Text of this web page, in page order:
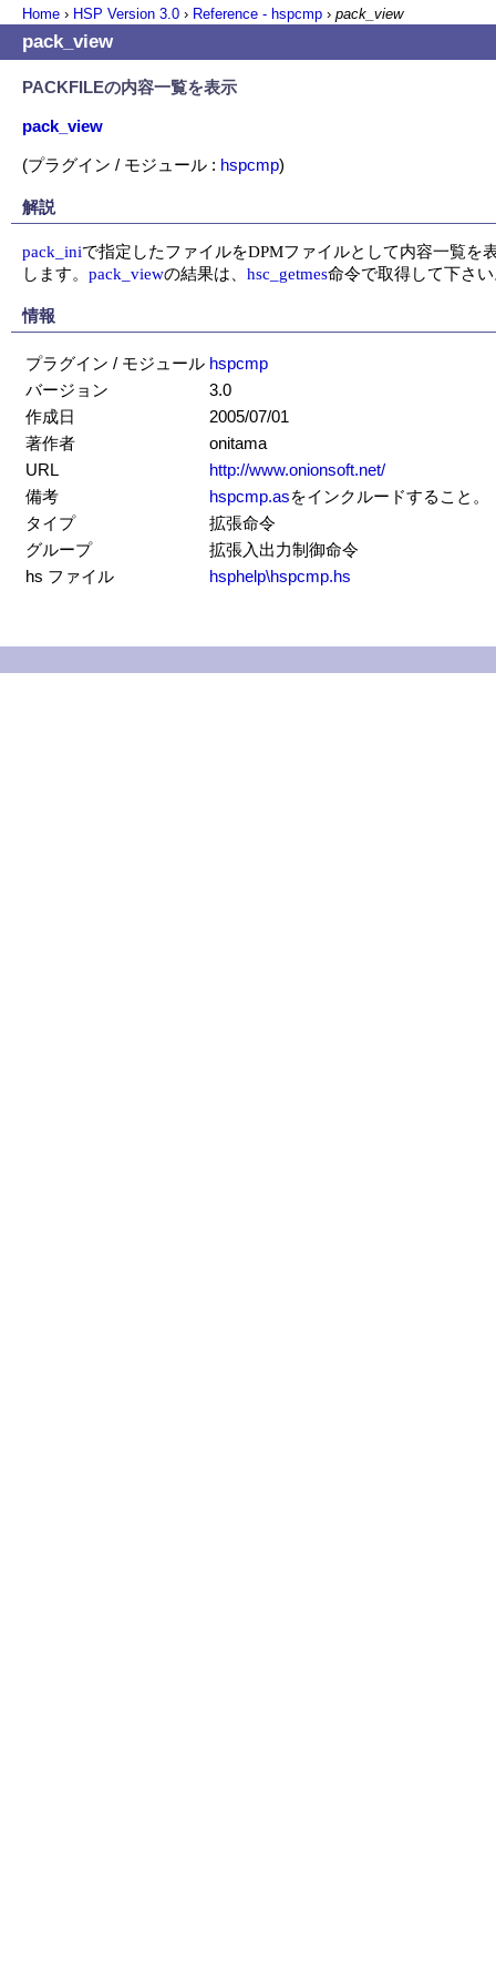
Home › HSP Version 3.0 › Reference - hspcmp › pack_view
pack_view
PACKFILEの内容一覧を表示
pack_view
(プラグイン / モジュール : hspcmp)
解説
pack_iniで指定したファイルをDPMファイルとして内容一覧を
します。 pack_viewの結果は、 hsc_getmes命令で取得して下さ
情報
プラグイン / モジュール hspcmp
バージョン
3.0
作成日
2005/07/01
著作者
onitama
URL
http://www.onionsoft.net/
備考
hspcmp.asをインクルードすること。
タイプ
拡張命令
グループ
拡張入出力制御命令
hs ファイル
hsphelp\hspcmp.hs